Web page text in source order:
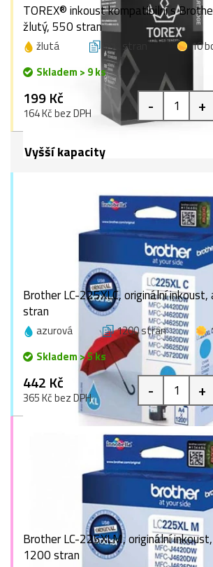
TOREX® inkoust kompatibilní s
žlutý, 550 stran
žlutá 550 stran
10
Skladem > 9 ks
199 Kč
164 Kč bez DPH - +
Vyšší kapacity
Brother LC-225XLC, originální
stran
azurová 1200 stran
Skladem > 5 ks
442 Kč
365 Kč bez DPH - +
Brother LC-225XLM, originální
1200 stran